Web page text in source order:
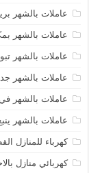
عاملات بالشهر
عاملات بالشهر
عاملات بالشهر
عاملات بالشهر
عاملات بالشهر
عاملات بالشهر
كهرباء للمنازل
كهربائي منازل